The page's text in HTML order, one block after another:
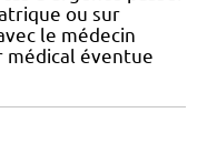
ou sur
le médecin
médical éventue